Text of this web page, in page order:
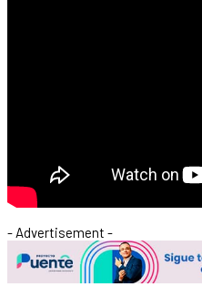
- Advertisement -